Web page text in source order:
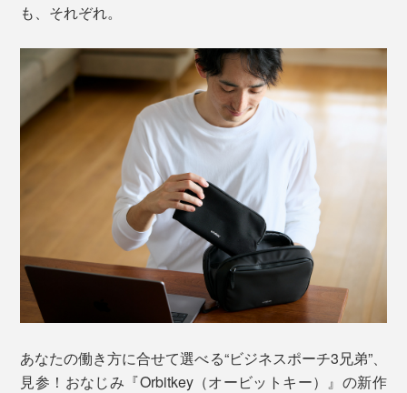
も、それぞれ。
あなたの働き方に合せて選べる“ビジネスポーチ3兄弟”、
見参！おなじみ『Orbitkey（オービットキー）』の新作